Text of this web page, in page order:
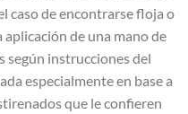
caso de encontrarse floja o
de una mano de
según instrucciones del
especialmente en base a
que le confieren